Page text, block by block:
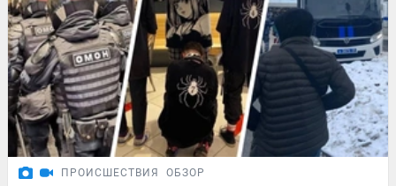
ПРОИСШЕСТВИЯ ОБЗОР